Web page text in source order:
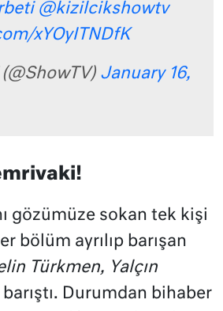
@kizilcikshowtv
xYOyITNDfK
January 16,
gözümüze sokan tek kişi
bölüm ayrılıp barışan
Türkmen, Yalçın
Durumdan bihaber